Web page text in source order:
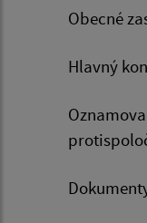
Obecné
Hlavný